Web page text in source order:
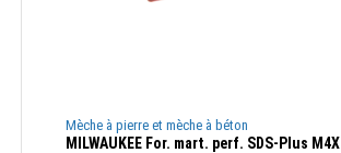
Mèche à pierre et mèche à béton
MILWAUKEE For. mart. perf. SDS-Plus M4X